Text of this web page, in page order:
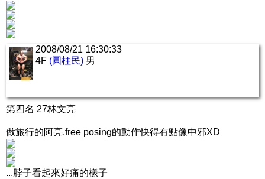
2008/08/21 16:30:33
4F (圓柱民) 男
第四名 27林文亮
做旅行的阿亮,free posing的動作快得有點像中邪XD
...脖子看起來好痛的樣子